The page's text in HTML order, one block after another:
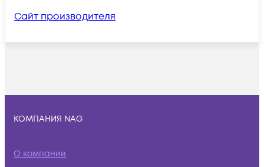
Сайт производителя
КОМПАНИЯ NAG
О компании